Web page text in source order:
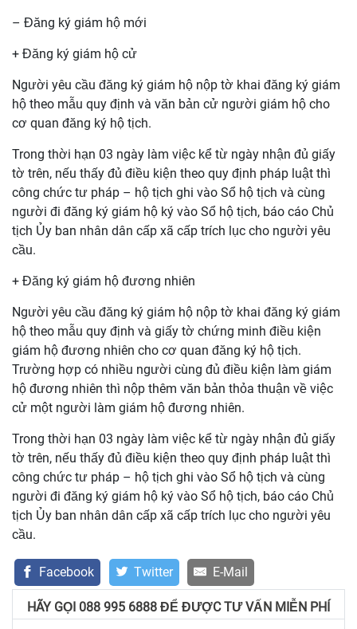
– Đăng ký giám hộ mới
+ Đăng ký giám hộ cử
Người yêu cầu đăng ký giám hộ nộp tờ khai đăng ký giám
hộ theo mẫu quy định và văn bản cử người giám hộ cho
cơ quan đăng ký hộ tịch.
Trong thời hạn 03 ngày làm việc kể từ ngày nhận đủ giấy
tờ trên, nếu thấy đủ điều kiện theo quy định pháp luật thì
công chức tư pháp – hộ tịch ghi vào Sổ hộ tịch và cùng
người đi đăng ký giám hộ ký vào Sổ hộ tịch, báo cáo Chủ
tịch Ủy ban nhân dân cấp xã cấp trích lục cho người yêu
cầu.
+ Đăng ký giám hộ đương nhiên
Người yêu cầu đăng ký giám hộ nộp tờ khai đăng ký giám
hộ theo mẫu quy định và giấy tờ chứng minh điều kiện
giám hộ đương nhiên cho cơ quan đăng ký hộ tịch.
Trường hợp có nhiều người cùng đủ điều kiện làm giám
hộ đương nhiên thì nộp thêm văn bản thỏa thuận về việc
cử một người làm giám hộ đương nhiên.
Trong thời hạn 03 ngày làm việc kể từ ngày nhận đủ giấy
tờ trên, nếu thấy đủ điều kiện theo quy định pháp luật thì
công chức tư pháp – hộ tịch ghi vào Sổ hộ tịch và cùng
người đi đăng ký giám hộ ký vào Sổ hộ tịch, báo cáo Chủ
tịch Ủy ban nhân dân cấp xã cấp trích lục cho người yêu
cầu.
Facebook Twitter E-Mail
HÃY GỌI 088 995 6888 ĐỂ ĐƯỢC TƯ VẤN MIỄN PHÍ